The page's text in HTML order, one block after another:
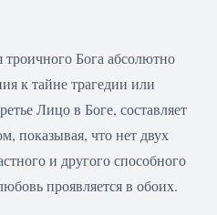
Бога абсолютно
к тайне трагедии или
Лицо в Боге, составляет
показывая, что нет двух
и другого способного
проявляется в обоих.